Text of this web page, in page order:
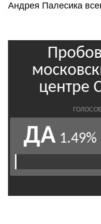
Андрея Палесика